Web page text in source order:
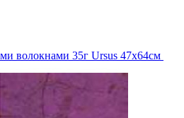
волокнами 35г Ursus 47х64см